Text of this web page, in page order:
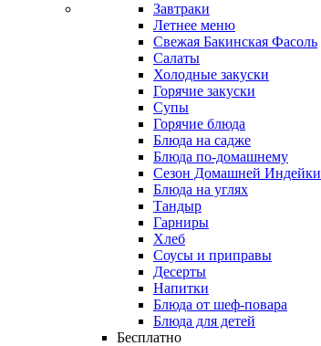
Завтраки
Летнее меню
Свежая Бакинская Фасоль
Салаты
Холодные закуски
Горячие закуски
Супы
Горячие блюда
Блюда на садже
Блюда по-домашнему
Сезон Домашней Индейки
Блюда на углях
Тандыр
Гарниры
Хлеб
Соусы и приправы
Десерты
Напитки
Блюда от шеф-повара
Блюда для детей
Бесплатно